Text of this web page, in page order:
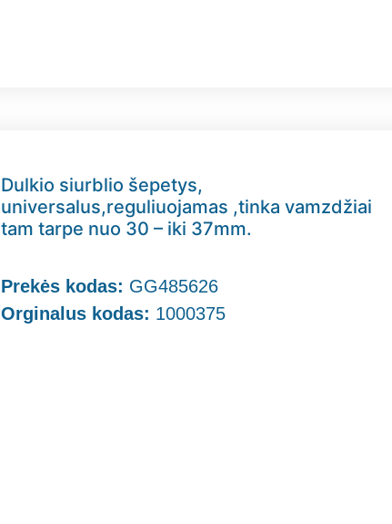
Dulkio siurblio šepetys,
universalus,reguliuojamas ,tinka vamzdžiai
tam tarpe nuo 30 – iki 37mm.
Prekės kodas: GG485626
Orginalus kodas: 1000375